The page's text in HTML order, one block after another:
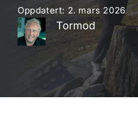
Oppdatert: 2. mars 2026
Tormod